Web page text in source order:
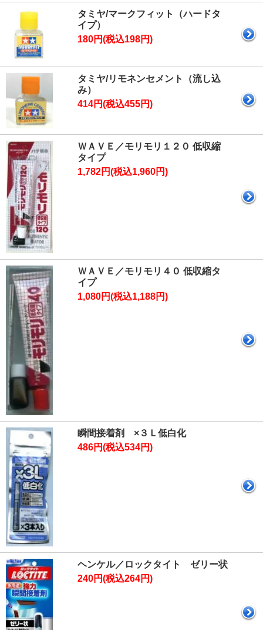
タミヤ/マークフィット（ハードタ
イプ）
180円(税込198円)
タミヤ/リモネンセメント（流し込
み）
414円(税込455円)
ＷＡＶＥ／モリモリ１２０ 低収縮
タイプ
1,782円(税込1,960円)
ＷＡＶＥ／モリモリ４０ 低収縮タ
イプ
1,080円(税込1,188円)
瞬間接着剤 ×３Ｌ低白化
486円(税込534円)
ヘンケル／ロックタイト ゼリー状
240円(税込264円)